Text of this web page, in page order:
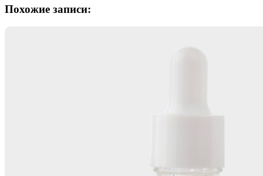
Похожие записи: